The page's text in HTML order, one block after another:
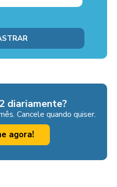
diariamente?
Cancele quando quiser.
agora!